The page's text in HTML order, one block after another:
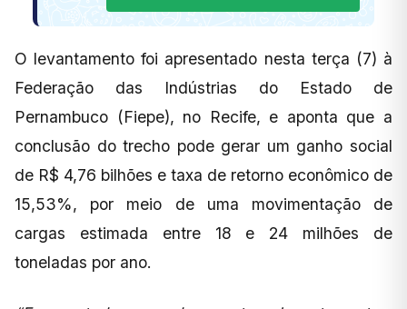
O levantamento foi apresentado nesta terça (7) à
Federação das Indústrias do Estado de
Pernambuco (Fiepe), no Recife, e aponta que a
conclusão do trecho pode gerar um ganho social
de R$ 4,76 bilhões e taxa de retorno econômico de
15,53%, por meio de uma movimentação de
cargas estimada entre 18 e 24 milhões de
toneladas por ano.